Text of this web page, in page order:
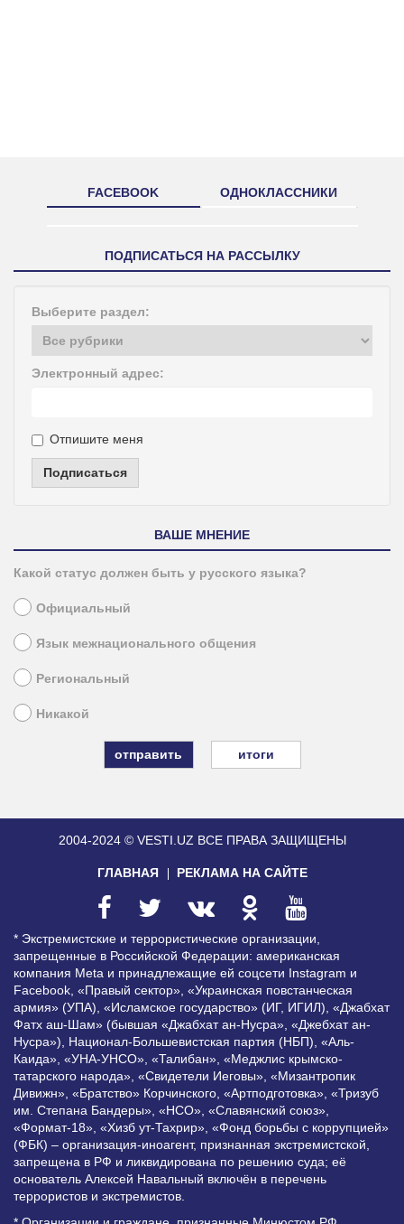
FACEBOOK ОДНОКЛАССНИКИ
ПОДПИСАТЬСЯ НА РАССЫЛКУ
Выберите раздел:
Электронный адрес:
Отпишите меня
Подписаться
ВАШЕ МНЕНИЕ
Какой статус должен быть у русского языка?
Официальный
Язык межнационального общения
Региональный
Никакой
итоги
2004-2024 © VESTI.UZ ВСЕ ПРАВА ЗАЩИЩЕНЫ
ГЛАВНАЯ РЕКЛАМА НА САЙТЕ
* Экстремистские и террористические организации,
запрещенные в Российской Федерации: американская
компания Meta и принадлежащие ей соцсети Instagram и
Facebook, «Правый сектор», «Украинская повстанческая
армия» (УПА), «Исламское государство» (ИГ, ИГИЛ), «Джабхат
Фатх аш-Шам» (бывшая «Джабхат ан-Нусра», «Джебхат ан-
Нусра»), Национал-Большевистская партия (НБП), «Аль-
Каида», «УНА-УНСО», «Талибан», «Меджлис крымско-
татарского народа», «Свидетели Иеговы», «Мизантропик
Дивижн», «Братство» Корчинского, «Артподготовка», «Тризуб
им. Степана Бандеры», «НСО», «Славянский союз»,
«Формат-18», «Хизб ут-Тахрир», «Фонд борьбы с коррупцией»
(ФБК) – организация-иноагент, признанная экстремистской,
запрещена в РФ и ликвидирована по решению суда; её
основатель Алексей Навальный включён в перечень
террористов и экстремистов.